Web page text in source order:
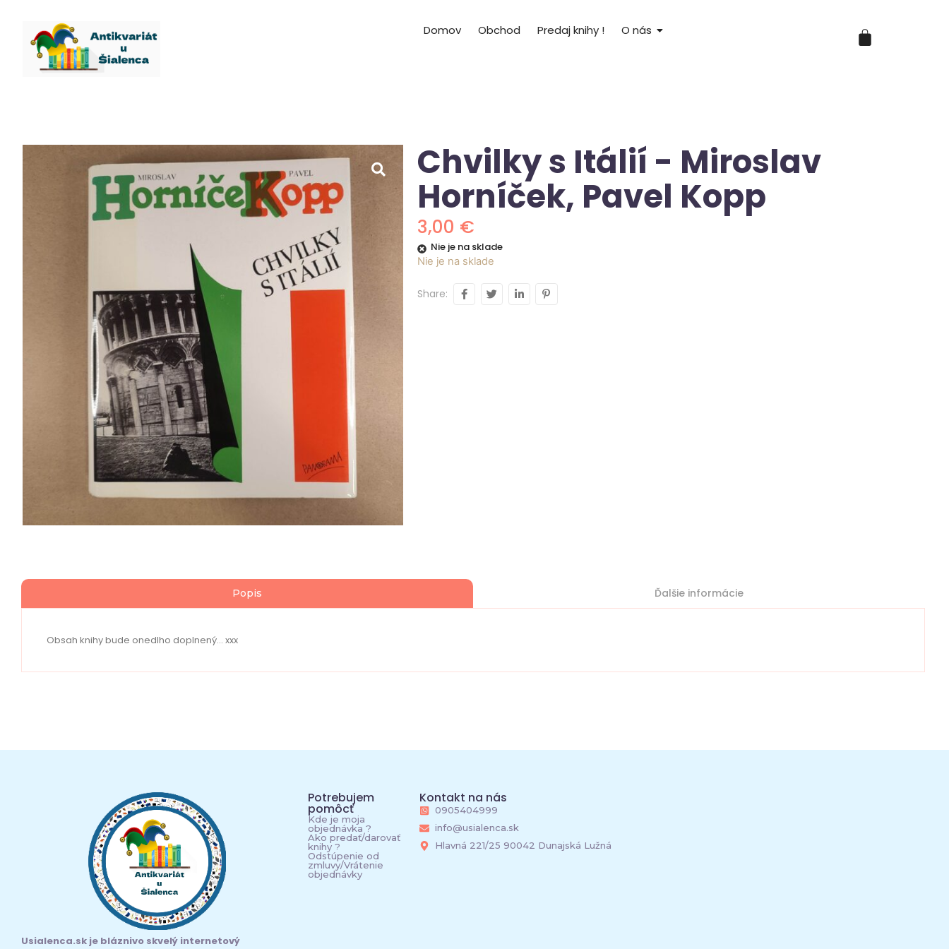
Domov Obchod Predaj knihy ! O nás
Chvilky s Itálií - Miroslav
Horníček, Pavel Kopp
3,00 €
Nie je na sklade
Nie je na sklade
Share:
Popis Ďalšie informácie
Obsah knihy bude onedlho doplnený… xxx
Usialenca.sk je bláznivo skvelý internetový
Potrebujem
pomôcť
Kde je moja
objednávka ?
Ako predať/darovať
knihy ?
Odstúpenie od
zmluvy/Vrátenie
objednávky
Kontakt na nás
0905404999
info@usialenca.sk
Hlavná 221/25 90042 Dunajská Lužná